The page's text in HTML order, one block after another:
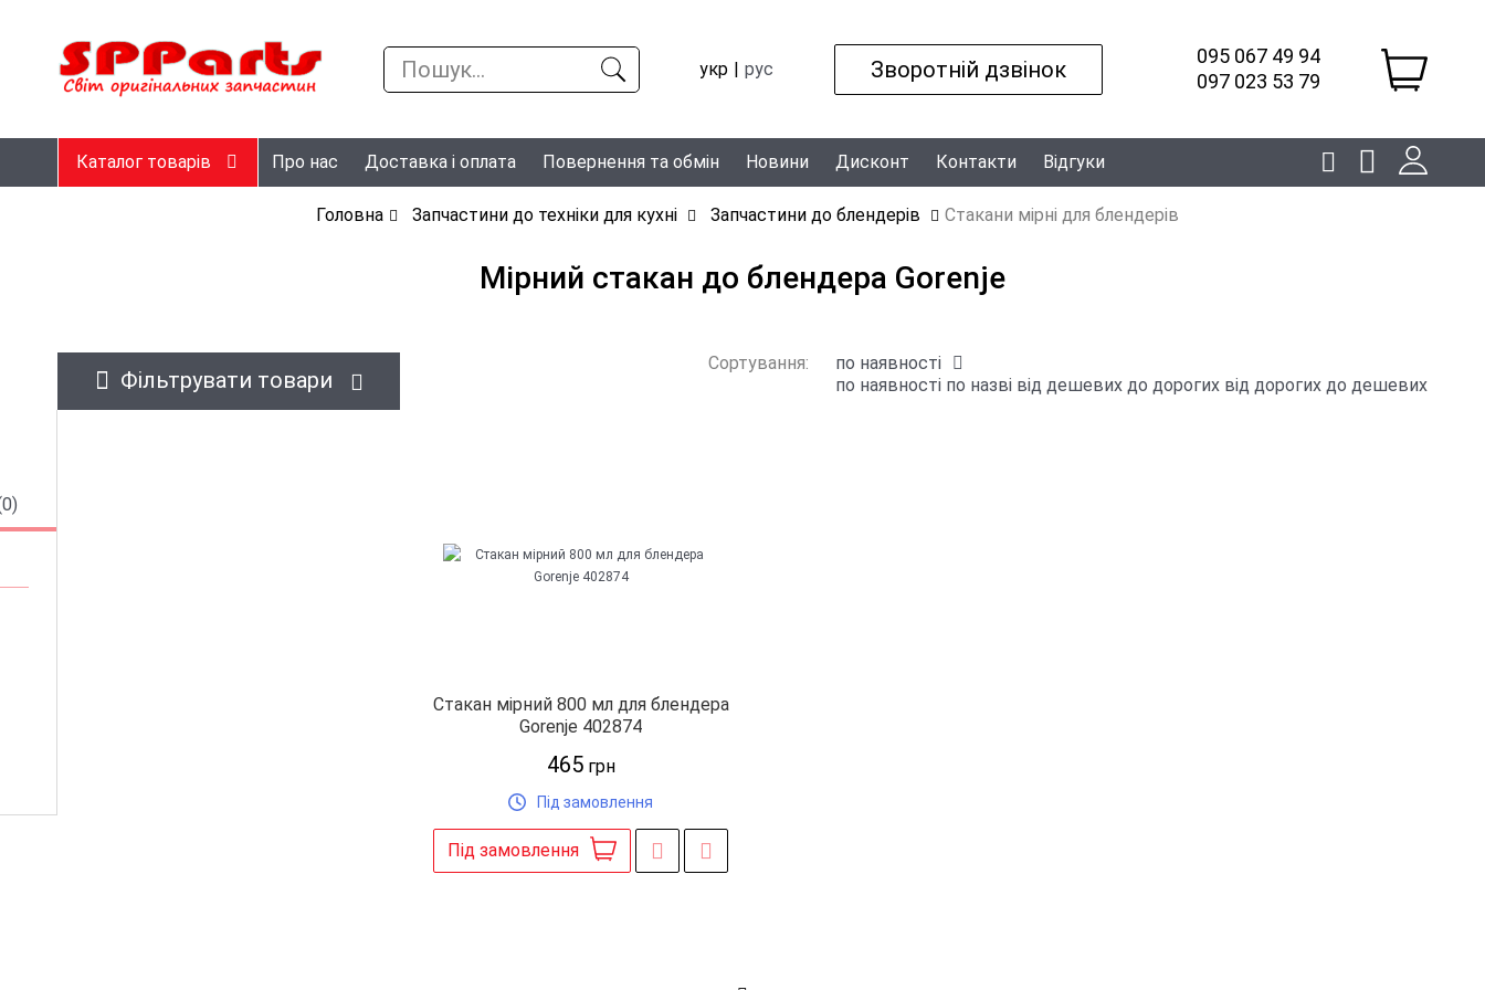
укр рус Зворотній дзвінок
095 067 49 94
097 023 53 79
Каталог товарів Про нас Доставка і оплата Повернення та обмін Новини Дисконт Контакти Відгуки
Головна Запчастини до техніки для кухні Запчастини до блендерів Стакани мірні для блендерів
Мірний стакан до блендера Gorenje
Фільтрувати товари
Сортування:
по наявності
по наявності по назві від дешевих до дорогих від дорогих до дешевих
Стакан мірний 800 мл для блендера
Gorenje 402874
465грн
Під замовлення
Під замовлення